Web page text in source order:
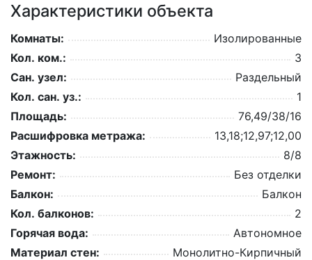
Характеристики объекта
Комнаты:
Изолированные
Кол. ком.:
3
Сан. узел:
Раздельный
Кол. сан. уз.:
1
Площадь:
76,49/38/16
Расшифровка метража:
13,18;12,97;12,00
Этажность:
8/8
Ремонт:
Без отделки
Балкон:
Балкон
Кол. балконов:
2
Горячая вода:
Автономное
Материал стен:
Монолитно-Кирпичный